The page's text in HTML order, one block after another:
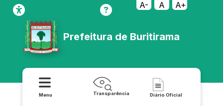
A- A A+
Prefeitura de Buritirama
Menu Transparência Diário Oficial